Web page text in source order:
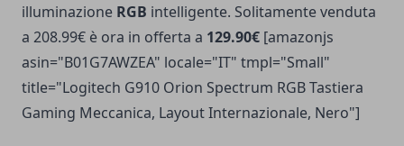
illuminazione RGB intelligente. Solitamente venduta
a 208.99€ è ora in offerta a 129.90€ [amazonjs
asin="B01G7AWZEA" locale="IT" tmpl="Small"
title="Logitech G910 Orion Spectrum RGB Tastiera
Gaming Meccanica, Layout Internazionale, Nero"]